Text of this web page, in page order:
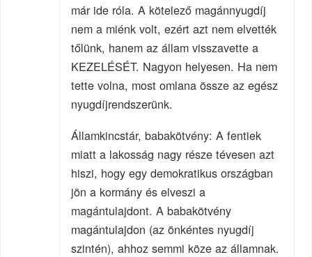
már ide róla. A kötelező magánnyugdíj
nem a miénk volt, ezért azt nem elvették
tőlünk, hanem az állam visszavette a
KEZELÉSÉT. Nagyon helyesen. Ha nem
tette volna, most omlana össze az egész
nyugdíjrendszerünk.
Államkincstár, babakötvény: A fentiek
miatt a lakosság nagy része tévesen azt
hiszi, hogy egy demokratikus országban
jön a kormány és elveszi a
magántulajdont. A babakötvény
magántulajdon (az önkéntes nyugdíj
szintén), ahhoz semmi köze az államnak.